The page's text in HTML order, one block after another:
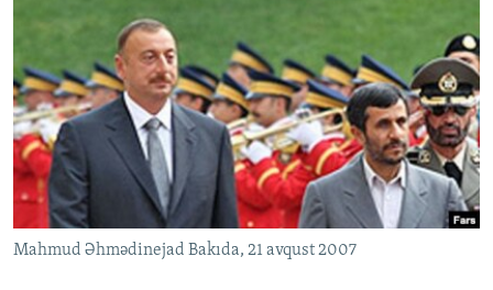
ARAŞDIRMA
MULTIMEDIA
VIDEO
FOTOQALEREYA
İNFOQRAFIKA
KARIKATURA
RADIO ARXIV
OXU ZALI
AZƏRBAYCAN ƏDƏBIYYATI KITABXANASI
İSLAM VƏ DEMOKRATIYA
İZ - MƏDƏNIYYƏT PROQRAMI
HAQQIMIZDA
MISSIYAMIZ
PEŞƏ ETIKASI VƏ JURNALISTIKA STANDARTLARIMIZ
MATERIALLARIMIZDAN ISTIFADƏ
BIZI IZLƏ
Mahmud Əhmədinejad Bakıda, 21 avqust 2007